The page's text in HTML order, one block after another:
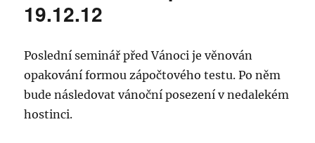
19.12.12
Poslední seminář před Vánoci je věnován
opakování formou zápočtového testu. Po něm
bude následovat vánoční posezení v nedalekém
hostinci.